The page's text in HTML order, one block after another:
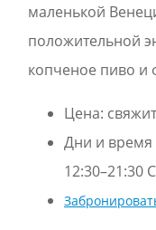
маленькой
положительной
копченое пиво и
Цена:
Дни и время
12:30–21:30